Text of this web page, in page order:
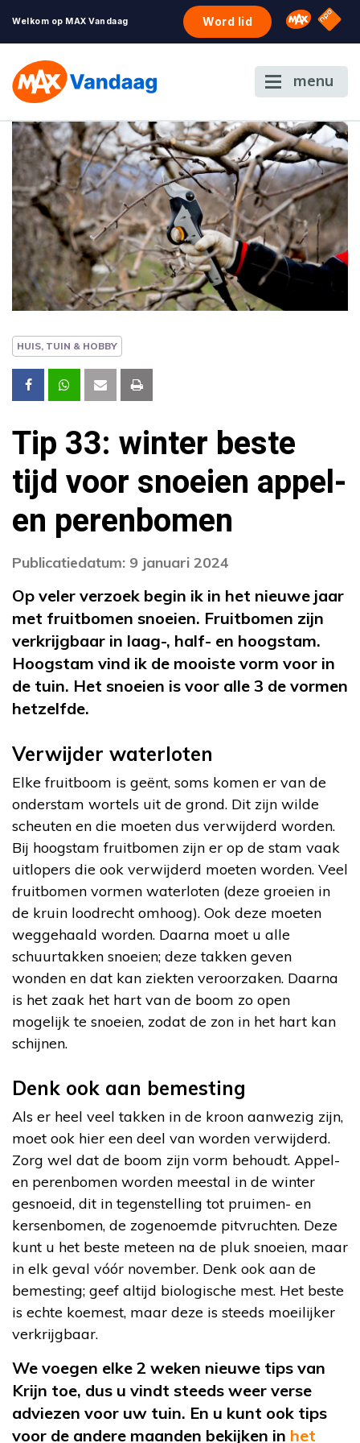
Welkom op MAX Vandaag Word lid Omroep
NPO
menu
HUIS, TUIN & HOBBY
Tip 33: winter beste
tijd voor snoeien appel-
en perenbomen
Publicatiedatum: 9 januari 2024
Op veler verzoek begin ik in het nieuwe jaar
met fruitbomen snoeien. Fruitbomen zijn
verkrijgbaar in laag-, half- en hoogstam.
Hoogstam vind ik de mooiste vorm voor in
de tuin. Het snoeien is voor alle 3 de vormen
hetzelfde.
Verwijder waterloten
Elke fruitboom is geënt, soms komen er van de
onderstam wortels uit de grond. Dit zijn wilde
scheuten en die moeten dus verwijderd worden.
Bij hoogstam fruitbomen zijn er op de stam vaak
uitlopers die ook verwijderd moeten worden. Veel
fruitbomen vormen waterloten (deze groeien in
de kruin loodrecht omhoog). Ook deze moeten
weggehaald worden. Daarna moet u alle
schuurtakken snoeien; deze takken geven
wonden en dat kan ziekten veroorzaken. Daarna
is het zaak het hart van de boom zo open
mogelijk te snoeien, zodat de zon in het hart kan
schijnen.
Denk ook aan bemesting
Als er heel veel takken in de kroon aanwezig zijn,
moet ook hier een deel van worden verwijderd.
Zorg wel dat de boom zijn vorm behoudt. Appel-
en perenbomen worden meestal in de winter
gesnoeid, dit in tegenstelling tot pruimen- en
kersenbomen, de zogenoemde pitvruchten. Deze
kunt u het beste meteen na de pluk snoeien, maar
in elk geval vóór november. Denk ook aan de
bemesting; geef altijd biologische mest. Het beste
is echte koemest, maar deze is steeds moeilijker
verkrijgbaar.
We voegen elke 2 weken nieuwe tips van
Krijn toe, dus u vindt steeds weer verse
adviezen voor uw tuin. En u kunt ook tips
voor de andere maanden bekijken in het